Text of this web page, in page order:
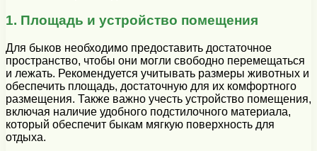
1. Площадь и устройство помещения
Для быков необходимо предоставить достаточное
пространство, чтобы они могли свободно перемещаться
и лежать. Рекомендуется учитывать размеры животных и
обеспечить площадь, достаточную для их комфортного
размещения. Также важно учесть устройство помещения,
включая наличие удобного подстилочного материала,
который обеспечит быкам мягкую поверхность для
отдыха.